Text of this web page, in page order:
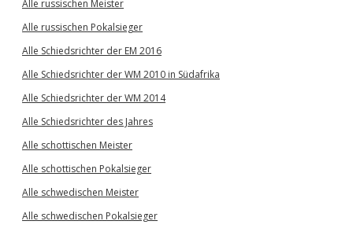
Alle russischen Meister
Alle russischen Pokalsieger
Alle Schiedsrichter der EM 2016
Alle Schiedsrichter der WM 2010 in Südafrika
Alle Schiedsrichter der WM 2014
Alle Schiedsrichter des Jahres
Alle schottischen Meister
Alle schottischen Pokalsieger
Alle schwedischen Meister
Alle schwedischen Pokalsieger